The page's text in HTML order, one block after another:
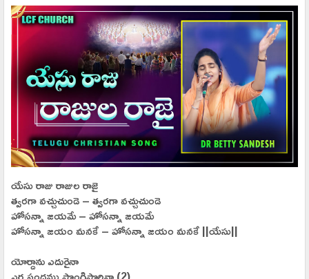
యేసు రాజు రాజుల రాజై
త్వరగా వచ్చుచుండె – త్వరగా వచ్చుచుండె
హోసన్నా జయమే – హోసన్నా జయమే
హోసన్నా జయం మనకే – హోసన్నా జయం మనకే ||యేసు||
యోర్దాను ఎదురైనా